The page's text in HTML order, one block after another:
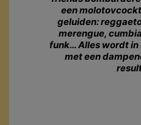
een
geluiden:
merengue,
funk… Alles wordt
met een